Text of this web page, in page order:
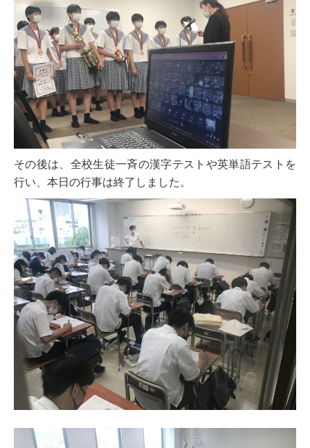
受験生の方へ
在校生・保護者の方へ
卒業生の方へ
ご支援のお願い
その後は、全校生徒一斉の漢字テストや英単語テストを
行い、本日の行事は終了しました。